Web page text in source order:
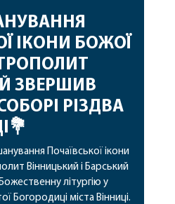
ІКОНИ БОЖОЇ
ЗВЕРШИВ
РІЗДВА
Почаївської ікони
Вінницький і Барський
літургію у
Богородиці міста Вінниці.